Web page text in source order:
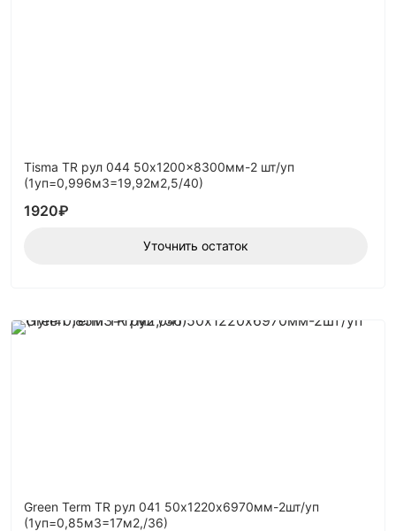
Tisma TR рул 044 50x1200x8300мм-2 шт/уп
(1уп=0,996м3=19,92м2,5/40)
1920₽
Уточнить остаток
Green Term TR рул 041 50х1220х6970мм-2шт/уп
(1уп=0,85м3=17м2,/36)